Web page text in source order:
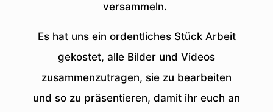
versammeln.
Es hat uns ein ordentliches Stück Arbeit
gekostet, alle Bilder und Videos
zusammenzutragen, sie zu bearbeiten
und so zu präsentieren, damit ihr euch an